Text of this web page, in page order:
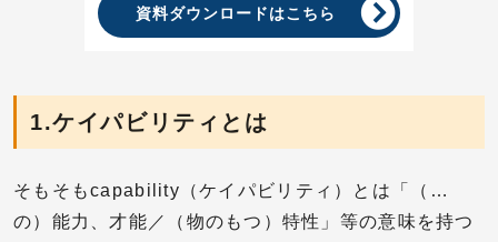
資料ダウンロードはこちら
1.ケイパビリティとは
そもそもcapability（ケイパビリティ）とは「（…
の）能力、才能／（物のもつ）特性」等の意味を持つ